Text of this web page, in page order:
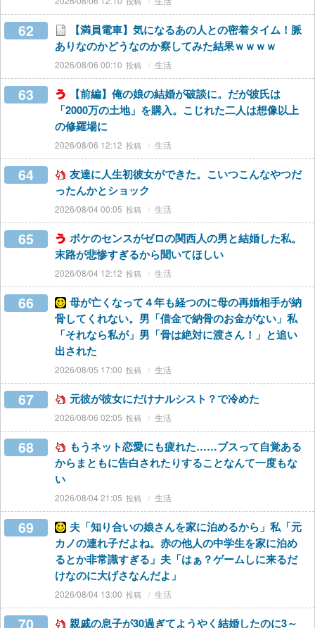
62
【満員電車】気になるあの人との密着タイム！脈
ありなのかどうなのか察してみた結果ｗｗｗｗ
2026/08/06 00:10 生活
63
【前編】俺の娘の結婚が破談に。だが彼氏は
「2000万の土地」を購入。こじれた二人は想像以上
の修羅場に
2026/08/06 12:12 生活
64
友達に人生初彼女ができた。こいつこんなやつだ
ったんかとショック
2026/08/04 00:05 生活
65
ボケのセンスがゼロの関西人の男と結婚した私。
末路が悲惨すぎるから聞いてほしい
2026/08/04 12:12 生活
66
母が亡くなって４年も経つのに母の再婚相手が納
骨してくれない。男「借金で納骨のお金がない」私
「それなら私が」男「骨は絶対に渡さん！」と追い
出された
2026/08/05 17:00 生活
67 元彼が彼女にだけナルシスト？で冷めた
2026/08/06 02:05 生活
68
もうネット恋愛にも疲れた……ブスって自覚ある
からまともに告白されたりすることなんて一度もな
い
2026/08/04 21:05 生活
69
夫「知り合いの娘さんを家に泊めるから」私「元
カノの連れ子だよね。赤の他人の中学生を家に泊め
るとか非常識すぎる」夫「はぁ？ゲームしに来るだ
けなのに大げさなんだよ」
2026/08/04 13:00 生活
70 親戚の息子が30過ぎてようやく結婚したのに3～